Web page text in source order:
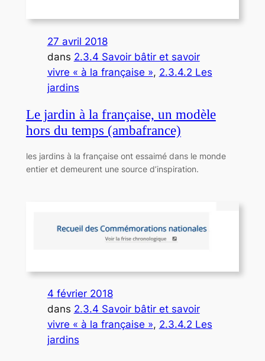
27 avril 2018
dans 2.3.4 Savoir bâtir et savoir
vivre « à la française », 2.3.4.2 Les
jardins
Le jardin à la française, un modèle
hors du temps (ambafrance)
les jardins à la française ont essaimé dans le monde
entier et demeurent une source d’inspiration.
4 février 2018
dans 2.3.4 Savoir bâtir et savoir
vivre « à la française », 2.3.4.2 Les
jardins